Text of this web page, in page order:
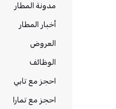
مدونة المطار
أخبار المطار
العروض
الوظائف
احجز مع تابي
احجز مع تمارا